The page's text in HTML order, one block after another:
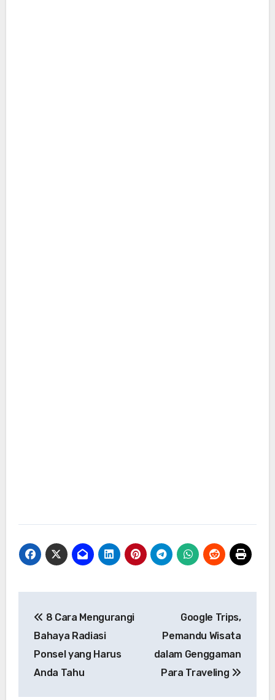
pos
8 Cara Mengurangi
Bahaya Radiasi
Ponsel yang Harus
Anda Tahu
Google Trips,
Pemandu Wisata
dalam Genggaman
Para Traveling